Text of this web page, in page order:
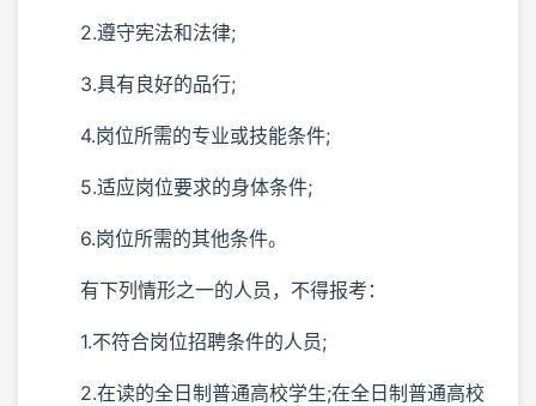
2.遵守宪法和法律;
3.具有良好的品行;
4.岗位所需的专业或技能条件;
5.适应岗位要求的身体条件;
6.岗位所需的其他条件。
有下列情形之一的人员，不得报考：
1.不符合岗位招聘条件的人员;
2.在读的全日制普通高校学生;在全日制普通高校